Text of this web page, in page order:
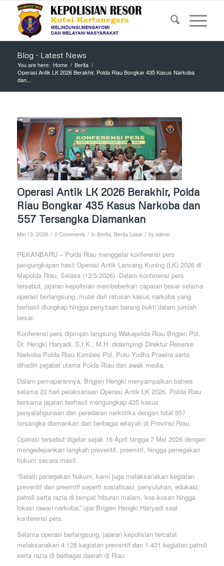
Blog - Latest News
You are here: Home / Berita /
Operasi Antik LK 2026 Berakhir, Polda Riau Bongkar 435 Kasus Narkoba
dan...
Operasi Antik LK 2026 Berakhir, Polda
Riau Bongkar 435 Kasus Narkoba dan
557 Tersangka Diamankan
Mei 13, 2026 / 0 Comments / in Berita Berita Lokal / by admin
PEKANBARU – Polda Riau menggelar konferensi pers
pengungkapan hasil Operasi Antik Lancang Kuning (LK) 2026 di
Mapolda Riau, Selasa (12/5/2026). Dalam konferensi pers
tersebut, jajaran kepolisian membeberkan capaian besar selama
operasi berlangsung, mulai dari ratusan kasus narkoba yang
berhasil diungkap hingga penyitaan barang bukti dalam jumlah
besar.
Konferensi pers dipimpin langsung Wakapolda Riau Brigjen Pol.
Dr. Hengki Haryadi, S.I.K., M.H. didampingi Direktur Reserse
Narkoba Polda Riau Kombes Pol. Putu Yudha Prawira serta
dihadiri pejabat utama Polda Riau dan awak media.
Dalam pemaparannya, Brigjen Hengki menyampaikan bahwa
selama 22 hari pelaksanaan Operasi Antik LK 2026, Polda Riau
bersama jajaran berhasil mengungkap 435 kasus
penyalahgunaan dan peredaran narkotika dengan total 557
tersangka diamankan dari berbagai wilayah di Provinsi Riau.
Operasi tersebut digelar sejak 16 April hingga 7 Mei 2026 dengan
mengedepankan langkah preventif, preemtif, hingga penegakan
hukum secara masif.
“Selain penegakan hukum, kami juga melaksanakan kegiatan
preventif dan preemtif seperti sosialisasi, penyuluhan, edukasi,
patroli serta razia di tempat hiburan malam, kos-kosan hingga
lokasi rawan narkoba,” ujar Brigjen Hengki Hariyadi saat
konferensi pers.
Selama operasi berlangsung, jajaran kepolisian tercatat
melaksanakan 4.128 kegiatan preventif dan 1.431 kegiatan patroli
serta razia di berbagai daerah di Riau.